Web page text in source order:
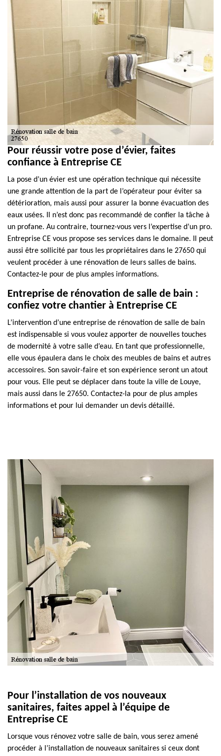
Pour réussir votre pose d’évier, faites
confiance à Entreprise CE
La pose d’un évier est une opération technique qui nécessite
une grande attention de la part de l’opérateur pour éviter sa
détérioration, mais aussi pour assurer la bonne évacuation des
eaux usées. Il n’est donc pas recommandé de confier la tâche à
un profane. Au contraire, tournez-vous vers l’expertise d’un pro.
Entreprise CE vous propose ses services dans le domaine. Il peut
aussi être sollicité par tous les propriétaires dans le 27650 qui
veulent procéder à une rénovation de leurs salles de bains.
Contactez-le pour de plus amples informations.
Entreprise de rénovation de salle de bain :
confiez votre chantier à Entreprise CE
L’intervention d’une entreprise de rénovation de salle de bain
est indispensable si vous voulez apporter de nouvelles touches
de modernité à votre salle d’eau. En tant que professionnelle,
elle vous épaulera dans le choix des meubles de bains et autres
accessoires. Son savoir-faire et son expérience seront un atout
pour vous. Elle peut se déplacer dans toute la ville de Louye,
mais aussi dans le 27650. Contactez-la pour de plus amples
informations et pour lui demander un devis détaillé.
Pour l’installation de vos nouveaux
sanitaires, faites appel à l’équipe de
Entreprise CE
Lorsque vous rénovez votre salle de bain, vous serez amené
procéder à l’installation de nouveaux sanitaires si ceux dont